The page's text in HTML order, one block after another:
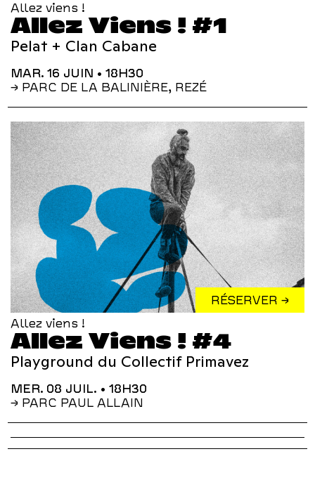
Allez viens !
Allez Viens ! #1
Pelat + Clan Cabane
MAR. 16 JUIN • 18H30
→ PARC DE LA BALINIÈRE, REZÉ
RÉSERVER →
Allez viens !
Allez Viens ! #4
Playground du Collectif Primavez
MER. 08 JUIL. • 18H30
→ PARC PAUL ALLAIN